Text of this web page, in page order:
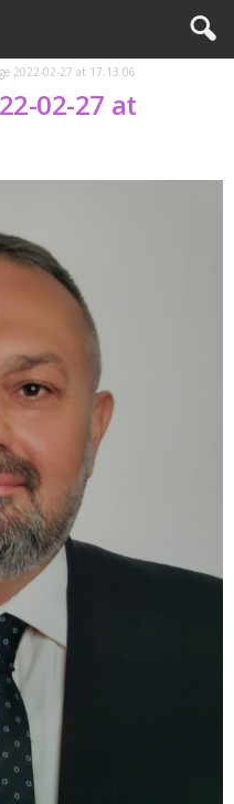
2022-02-27 at 17.13.06
02-27 at